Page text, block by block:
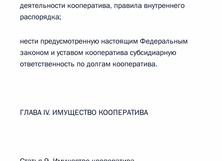
деятельности кооператива, правила внутреннего
распорядка;
нести предусмотренную настоящим Федеральным
законом и уставом кооператива субсидиарную
ответственность по долгам кооператива.
ГЛАВА IV. ИМУЩЕСТВО КООПЕРАТИВА